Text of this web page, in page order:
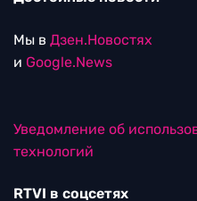
Мы в Дзен.Новостях
и Google.News
Уведомление об
технологий
RTVI в соцсетях